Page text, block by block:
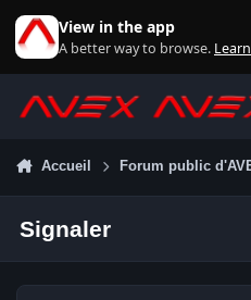
View in the app
A better way to browse.
Accueil Forum public
Signaler